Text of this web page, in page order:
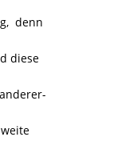
denn
diese